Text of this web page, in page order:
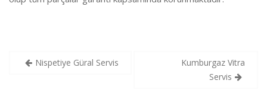
YazıNispetiye Güral Servis
Kumburgaz Vitra
Servis